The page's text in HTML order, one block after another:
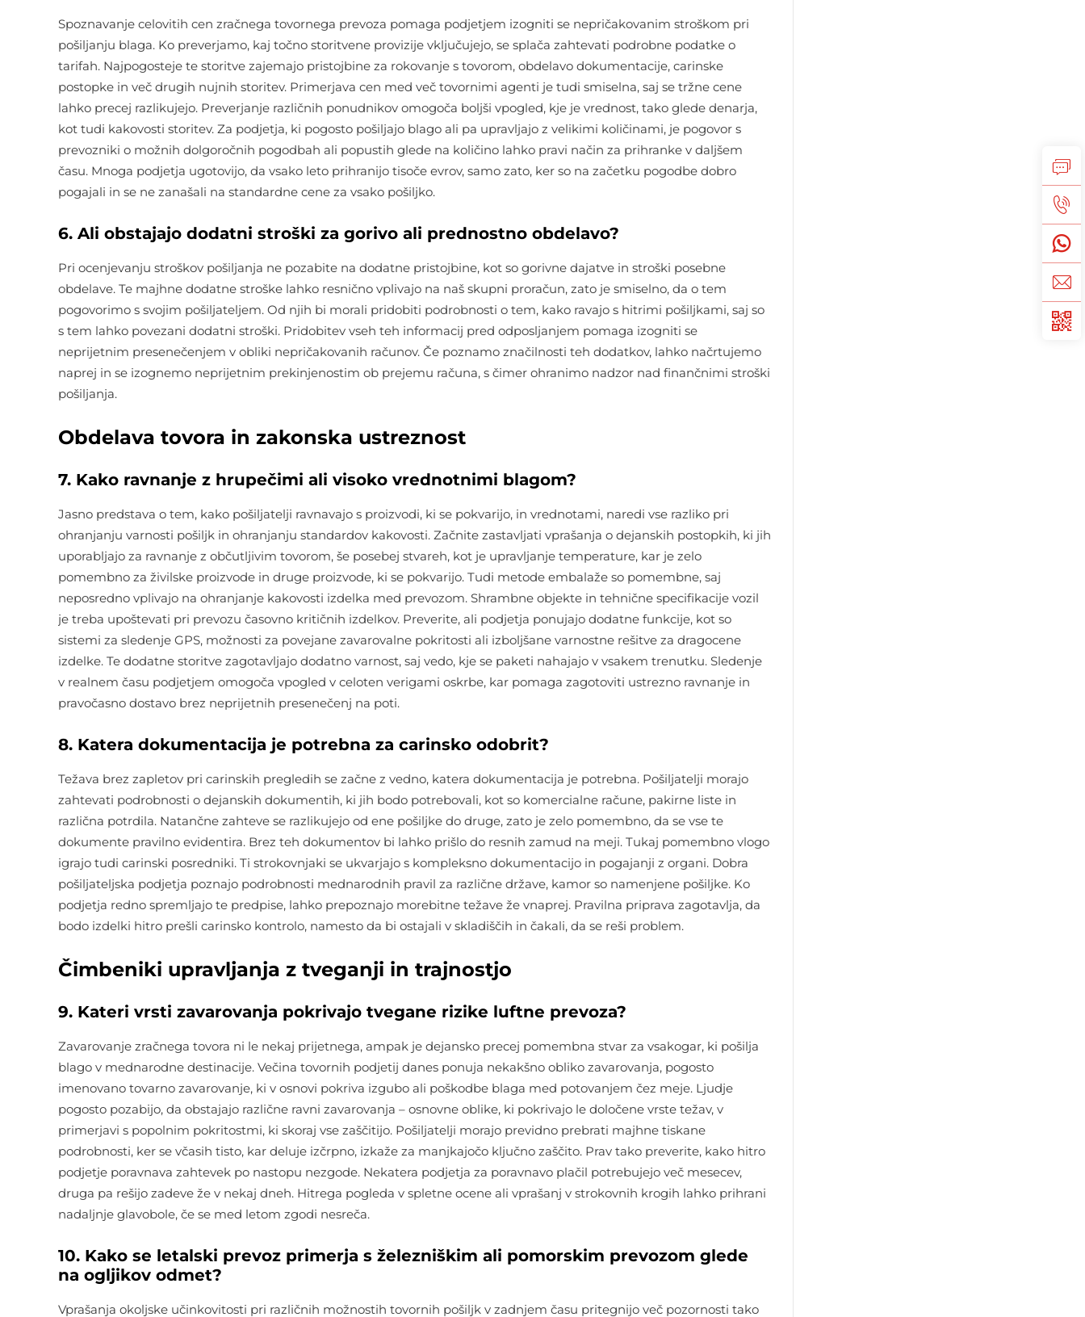
Spoznavanje celovitih cen zračnega tovornega prevoza pomaga podjetjem izogniti se nepričakovanim stroškom pri
pošiljanju blaga. Ko preverjamo, kaj točno storitvene provizije vključujejo, se splača zahtevati podrobne podatke o
tarifah. Najpogosteje te storitve zajemajo pristojbine za rokovanje s tovorom, obdelavo dokumentacije, carinske
postopke in več drugih nujnih storitev. Primerjava cen med več tovornimi agenti je tudi smiselna, saj se tržne cene
lahko precej razlikujejo. Preverjanje različnih ponudnikov omogoča boljši vpogled, kje je vrednost, tako glede denarja,
kot tudi kakovosti storitev. Za podjetja, ki pogosto pošiljajo blago ali pa upravljajo z velikimi količinami, je pogovor s
prevozniki o možnih dolgoročnih pogodbah ali popustih glede na količino lahko pravi način za prihranke v daljšem
času. Mnoga podjetja ugotovijo, da vsako leto prihranijo tisoče evrov, samo zato, ker so na začetku pogodbe dobro
pogajali in se ne zanašali na standardne cene za vsako pošiljko.
6. Ali obstajajo dodatni stroški za gorivo ali prednostno obdelavo?
Pri ocenjevanju stroškov pošiljanja ne pozabite na dodatne pristojbine, kot so gorivne dajatve in stroški posebne
obdelave. Te majhne dodatne stroške lahko resnično vplivajo na naš skupni proračun, zato je smiselno, da o tem
pogovorimo s svojim pošiljateljem. Od njih bi morali pridobiti podrobnosti o tem, kako ravajo s hitrimi pošiljkami, saj so
s tem lahko povezani dodatni stroški. Pridobitev vseh teh informacij pred odposljanjem pomaga izogniti se
neprijetnim presenečenjem v obliki nepričakovanih računov. Če poznamo značilnosti teh dodatkov, lahko načrtujemo
naprej in se izognemo neprijetnim prekinjenostim ob prejemu računa, s čimer ohranimo nadzor nad finančnimi stroški
pošiljanja.
Obdelava tovora in zakonska ustreznost
7. Kako ravnanje z hrupečimi ali visoko vrednotnimi blagom?
Jasno predstava o tem, kako pošiljatelji ravnavajo s proizvodi, ki se pokvarijo, in vrednotami, naredi vse razliko pri
ohranjanju varnosti pošiljk in ohranjanju standardov kakovosti. Začnite zastavljati vprašanja o dejanskih postopkih, ki jih
uporabljajo za ravnanje z občutljivim tovorom, še posebej stvareh, kot je upravljanje temperature, kar je zelo
pomembno za živilske proizvode in druge proizvode, ki se pokvarijo. Tudi metode embalaže so pomembne, saj
neposredno vplivajo na ohranjanje kakovosti izdelka med prevozom. Shrambne objekte in tehnične specifikacije vozil
je treba upoštevati pri prevozu časovno kritičnih izdelkov. Preverite, ali podjetja ponujajo dodatne funkcije, kot so
sistemi za sledenje GPS, možnosti za povejane zavarovalne pokritosti ali izboljšane varnostne rešitve za dragocene
izdelke. Te dodatne storitve zagotavljajo dodatno varnost, saj vedo, kje se paketi nahajajo v vsakem trenutku. Sledenje
v realnem času podjetjem omogoča vpogled v celoten verigami oskrbe, kar pomaga zagotoviti ustrezno ravnanje in
pravočasno dostavo brez neprijetnih presenečenj na poti.
8. Katera dokumentacija je potrebna za carinsko odobrit?
Težava brez zapletov pri carinskih pregledih se začne z vedno, katera dokumentacija je potrebna. Pošiljatelji morajo
zahtevati podrobnosti o dejanskih dokumentih, ki jih bodo potrebovali, kot so komercialne račune, pakirne liste in
različna potrdila. Natančne zahteve se razlikujejo od ene pošiljke do druge, zato je zelo pomembno, da se vse te
dokumente pravilno evidentira. Brez teh dokumentov bi lahko prišlo do resnih zamud na meji. Tukaj pomembno vlogo
igrajo tudi carinski posredniki. Ti strokovnjaki se ukvarjajo s kompleksno dokumentacijo in pogajanji z organi. Dobra
pošiljateljska podjetja poznajo podrobnosti mednarodnih pravil za različne države, kamor so namenjene pošiljke. Ko
podjetja redno spremljajo te predpise, lahko prepoznajo morebitne težave že vnaprej. Pravilna priprava zagotavlja, da
bodo izdelki hitro prešli carinsko kontrolo, namesto da bi ostajali v skladiščih in čakali, da se reši problem.
Čimbeniki upravljanja z tveganji in trajnostjo
9. Kateri vrsti zavarovanja pokrivajo tvegane rizike luftne prevoza?
Zavarovanje zračnega tovora ni le nekaj prijetnega, ampak je dejansko precej pomembna stvar za vsakogar, ki pošilja
blago v mednarodne destinacije. Večina tovornih podjetij danes ponuja nekakšno obliko zavarovanja, pogosto
imenovano tovarno zavarovanje, ki v osnovi pokriva izgubo ali poškodbe blaga med potovanjem čez meje. Ljudje
pogosto pozabijo, da obstajajo različne ravni zavarovanja – osnovne oblike, ki pokrivajo le določene vrste težav, v
primerjavi s popolnim pokritostmi, ki skoraj vse zaščitijo. Pošiljatelji morajo previdno prebrati majhne tiskane
podrobnosti, ker se včasih tisto, kar deluje izčrpno, izkaže za manjkajočo ključno zaščito. Prav tako preverite, kako hitro
podjetje poravnava zahtevek po nastopu nezgode. Nekatera podjetja za poravnavo plačil potrebujejo več mesecev,
druga pa rešijo zadeve že v nekaj dneh. Hitrega pogleda v spletne ocene ali vprašanj v strokovnih krogih lahko prihrani
nadaljnje glavobole, če se med letom zgodi nesreča.
10. Kako se letalski prevoz primerja s železniškim ali pomorskim prevozom glede
na ogljikov odmet?
Vprašanja okoljske učinkovitosti pri različnih možnostih tovornih pošiljk v zadnjem času pritegnijo več pozornosti tako